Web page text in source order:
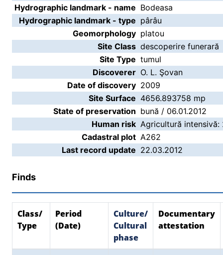
Hydrographic landmark - name Bodeasa
Hydrographic landmark - type pârâu
Geomorphology platou
Site Class descoperire funerară
Site Type tumul
Discoverer O. L. Şovan
Date of discovery 2009
Site Surface 4656.893758 mp
State of preservation bună / 06.01.2012
Human risk Agricultură intensivă:
Cadastral plot A262
Last record update 22.03.2012
Finds
Class/
Type
Period
(Date)
Culture/
Cultural
phase
Documentary
attestation